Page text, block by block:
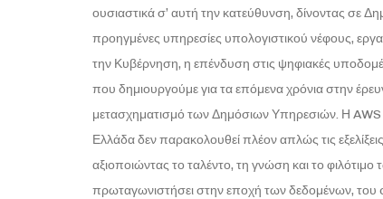
ουσιαστικά σ’ αυτή την κατεύθυνση, δίνοντας σε
προηγμένες υπηρεσίες υπολογιστικού νέφους,
την Κυβέρνηση, η επένδυση στις ψηφιακές
που δημιουργούμε για τα επόμενα χρόνια στην
μετασχηματισμό των Δημόσιων Υπηρεσιών. Η AWS
Ελλάδα δεν παρακολουθεί πλέον απλώς τις
αξιοποιώντας το ταλέντο, τη γνώση και το
πρωταγωνιστήσει στην εποχή των δεδομένων,